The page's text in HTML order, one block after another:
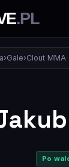
›Gale›Clout MMA
Po